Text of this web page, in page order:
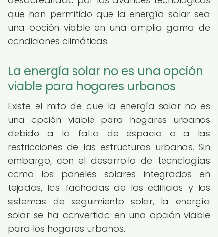
que han permitido que la energía solar sea
una opción viable en una amplia gama de
condiciones climáticas.
La energía solar no es una opción
viable para hogares urbanos
Existe el mito de que la energía solar no es
una opción viable para hogares urbanos
debido a la falta de espacio o a las
restricciones de las estructuras urbanas. Sin
embargo, con el desarrollo de tecnologías
como los paneles solares integrados en
tejados, las fachadas de los edificios y los
sistemas de seguimiento solar, la energía
solar se ha convertido en una opción viable
para los hogares urbanos.